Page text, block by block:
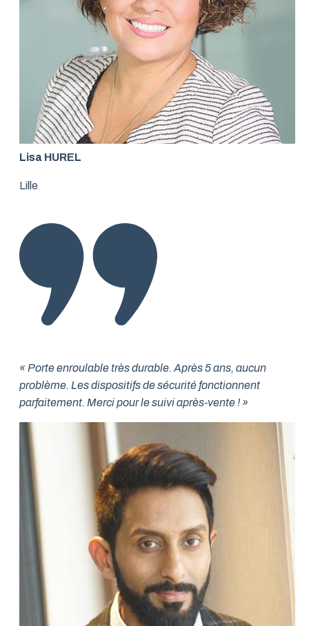
Lisa HUREL
Lille
« Porte enroulable très durable. Après 5 ans, aucun
problème. Les dispositifs de sécurité fonctionnent
parfaitement. Merci pour le suivi après-vente ! »